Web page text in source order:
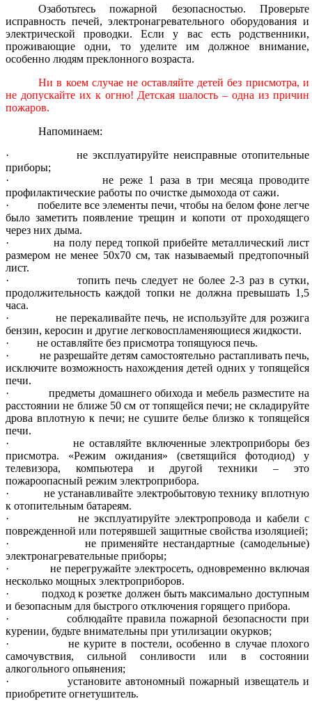
Озаботьтесь пожарной безопасностью. Проверьте
исправность печей, электронагревательного оборудования и
электрической проводки. Если у вас есть родственники,
проживающие одни, то уделите им должное внимание,
особенно людям преклонного возраста.
Ни в коем случае не оставляйте детей без присмотра, и
не допускайте их к огню! Детская шалость – одна из причин
пожаров.
Напоминаем:
·
не эксплуатируйте неисправные отопительные
приборы;
·
не реже 1 раза в три месяца проводите
профилактические работы по очистке дымохода от сажи.
·
побелите все элементы печи, чтобы на белом фоне легче
было заметить появление трещин и копоти от проходящего
через них дыма.
·
на полу перед топкой прибейте металлический лист
размером не менее 50х70 см, так называемый предтопочный
лист.
·
топить печь следует не более 2-3 раз в сутки,
продолжительность каждой топки не должна превышать 1,5
часа.
·
не перекаливайте печь, не используйте для розжига
бензин, керосин и другие легковоспламеняющиеся жидкости.
·
не оставляйте без присмотра топящуюся печь.
·
не разрешайте детям самостоятельно растапливать печь,
исключите возможность нахождения детей одних у топящейся
печи.
·
предметы домашнего обихода и мебель разместите на
расстоянии не ближе 50 см от топящейся печи; не складируйте
дрова вплотную к печи; не сушите белье близко к топящейся
печи.
·
не оставляйте включенные электроприборы без
присмотра. «Режим ожидания» (светящийся фотодиод) у
телевизора, компьютера и другой техники – это
пожароопасный режим электроприбора.
·
не устанавливайте электробытовую технику вплотную
к отопительным батареям.
·
не эксплуатируйте электропровода и кабели с
поврежденной или потерявшей защитные свойства изоляцией;
·
не применяйте нестандартные (самодельные)
электронагревательные приборы;
·
не перегружайте электросеть, одновременно включая
несколько мощных электроприборов.
·
подход к розетке должен быть максимально доступным
и безопасным для быстрого отключения горящего прибора.
·
соблюдайте правила пожарной безопасности при
курении, будьте внимательны при утилизации окурков;
·
не курите в постели, особенно в случае плохого
самочувствия, сильной сонливости или в состоянии
алкогольного опьянения;
·
установите автономный пожарный извещатель и
приобретите огнетушитель.